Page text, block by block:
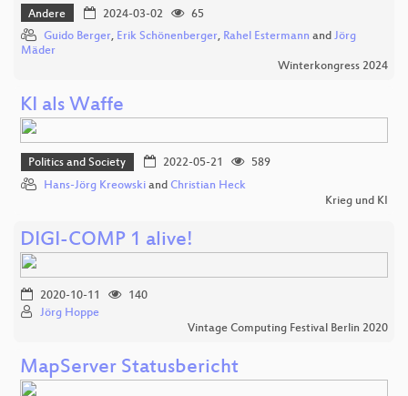
Andere 2024-03-02
65
Guido Berger, Erik Schönenberger, Rahel Estermann and Jörg
Mäder
Winterkongress 2024
KI als Waffe
Politics and Society 2022-05-21
589
Hans-Jörg Kreowski and Christian Heck
Krieg und KI
DIGI-COMP 1 alive!
2020-10-11
140
Jörg Hoppe
Vintage Computing Festival Berlin 2020
MapServer Statusbericht